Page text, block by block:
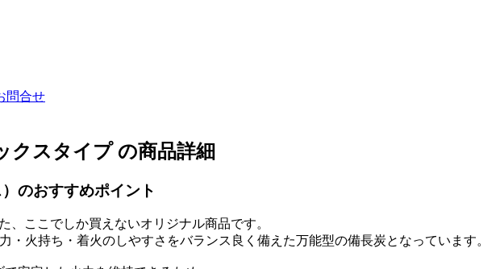
問合せ
クスタイプ の商品詳細
のおすすめポイント
、ここでしか買えないオリジナル商品です。
・火持ち・着火のしやすさをバランス良く備えた万能型の備長炭となっています。